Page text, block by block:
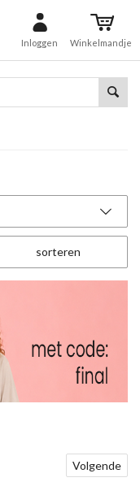
Inloggen Winkelmandje
sorteren
Volgende